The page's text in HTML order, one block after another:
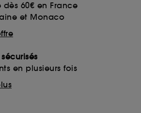
60€ en France
et Monaco
en plusieurs fois